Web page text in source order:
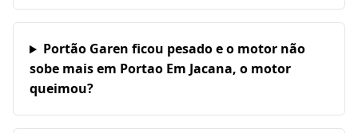
Portão Garen ficou pesado e o motor não
sobe mais em Portao Em Jacana, o motor
queimou?